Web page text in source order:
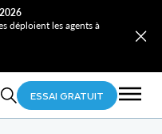
déploient les agents à
ESSAI GRATUIT